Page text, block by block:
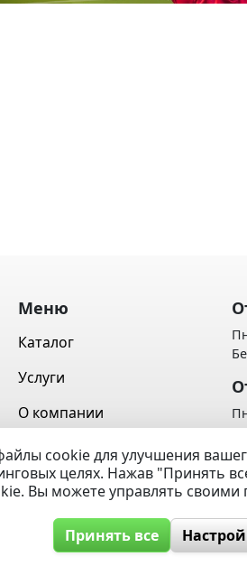
Меню
Каталог
Услуги
О компании
Контакты
Вопрос / Ответ
cookie для улучшения
целях. Нажав "Принять
Вы можете управлять своими
Принять все